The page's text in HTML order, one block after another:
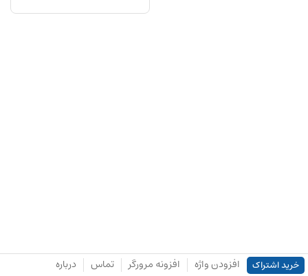
خرید اشتراک افزودن واژه افزونه مرورگر تماس درباره